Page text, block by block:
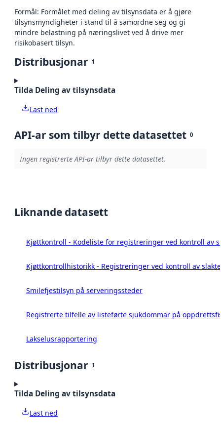
Formål: Formålet med deling av tilsynsdata er å gjøre
tilsynsmyndigheter i stand til å samordne seg og gi
mindre belastning på næringslivet ved å drive mer
risikobasert tilsyn.
Distribusjonar 1
Tilda Deling av tilsynsdata
Last ned
API-ar som tilbyr dette datasettet 0
Ingen registrerte API-ar tilbyr dette datasettet.
Liknande datasett
Kjøttkontroll - Kodeliste for registreringer ved kontroll av
Kjøttkontrollhistorikk - Registreringer ved kontroll av
Smilefjestilsyn på serveringssteder
Registrerte tilfelle av listeførte sjukdommar på
Lakselusrapportering
Distribusjonar 1
Tilda Deling av tilsynsdata
Last ned